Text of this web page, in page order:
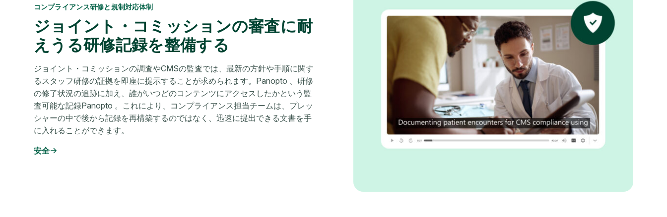
コンプライアンス研修と規制対応体制
ジョイント・コミッションの審査に耐
えうる研修記録を整備する
ジョイント・コミッションの調査やCMSの監査では、最新の方針や手順に関す
るスタッフ研修の証拠を即座に提示することが求められます。Panopto 、研修
の修了状況の追跡に加え、誰がいつどのコンテンツにアクセスしたかという監
査可能な記録Panopto 。これにより、コンプライアンス担当チームは、プレッ
シャーの中で後から記録を再構築するのではなく、迅速に提出できる文書を手
に入れることができます。
安全